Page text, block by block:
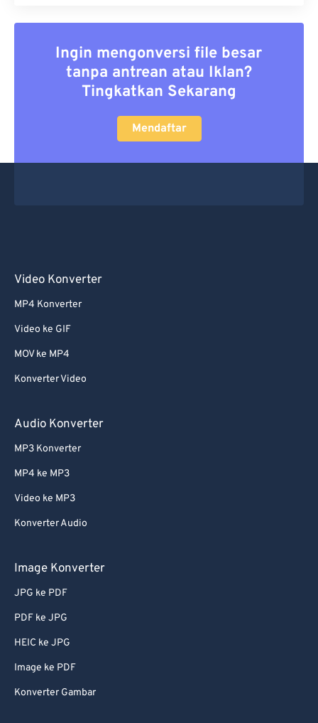
Ingin mengonversi file besar
tanpa antrean atau Iklan?
Tingkatkan Sekarang
Mendaftar
Video Konverter
MP4 Konverter
Video ke GIF
MOV ke MP4
Konverter Video
Audio Konverter
MP3 Konverter
MP4 ke MP3
Video ke MP3
Konverter Audio
Image Konverter
JPG ke PDF
PDF ke JPG
HEIC ke JPG
Image ke PDF
Konverter Gambar